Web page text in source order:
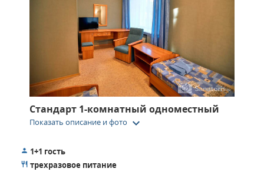
Стандарт 1-комнатный одноместный
Показать описание и фото keyboard_arrow_down
1+1 гость
трехразовое питание